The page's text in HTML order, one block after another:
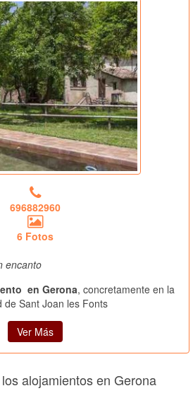
696882960
6 Fotos
encanto
en Gerona, concretamente en la
de Sant Joan les Fonts
Ver Más
alojamientos en Gerona